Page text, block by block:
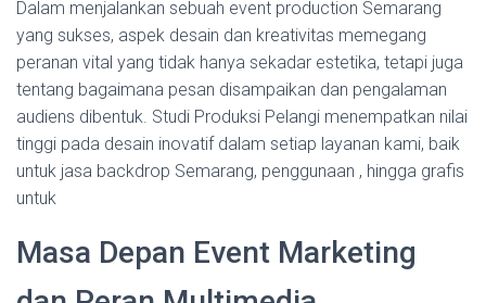
Dalam menjalankan sebuah event production Semarang
yang sukses, aspek desain dan kreativitas memegang
peranan vital yang tidak hanya sekadar estetika, tetapi juga
tentang bagaimana pesan disampaikan dan pengalaman
audiens dibentuk. Studi Produksi Pelangi menempatkan nilai
tinggi pada desain inovatif dalam setiap layanan kami, baik
untuk jasa backdrop Semarang, penggunaan , hingga grafis
untuk
Masa Depan Event Marketing